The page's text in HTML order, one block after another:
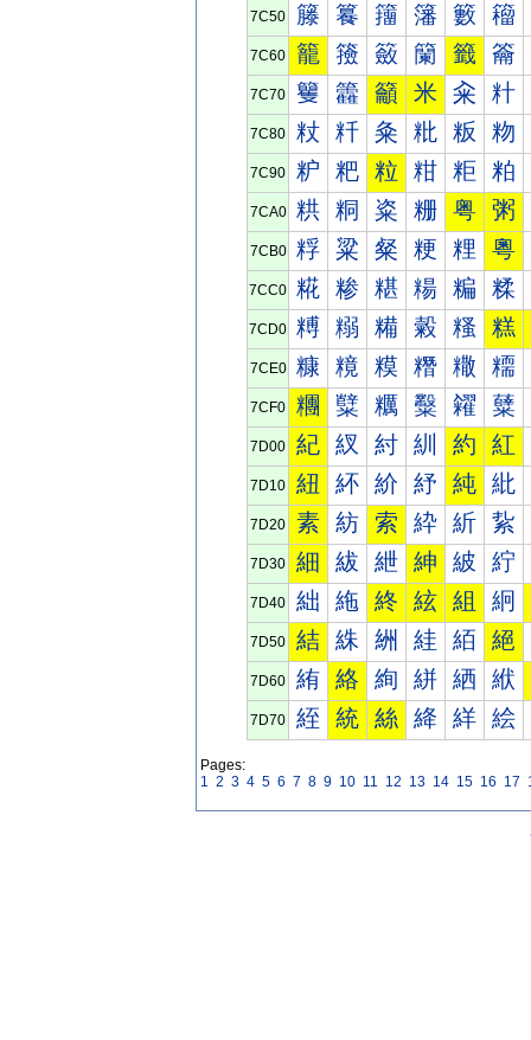
7C50 籐 籑 籒 籓 籔 籕
7C60 籠 籡 籢 籣 籤 籥
7C70 籰 籱 籲 米 籴 籵
7C80 粀 粁 粂 粃 粄 粅
7C90 粐 粑 粒 粓 粔 粕
7CA0 粠 粡 粢 粣 粤 粥
7CB0 粰 粱 粲 粳 粴 粵
7CC0 糀 糁 糂 糃 糄 糅
7CD0 糐 糑 糒 糓 糔 糕
7CE0 糠 糡 糢 糣 糤 糥
7CF0 糰 糱 糲 糳 糴 糵
7D00 紀 紁 紂 紃 約 紅
7D10 紐 紑 紒 紓 純 紕
7D20 素 紡 索 紣 紤 紥
7D30 細 紱 紲 紳 紴 紵
7D40 絀 絁 終 絃 組 絅
7D50 結 絑 絒 絓 絔 絕
7D60 絠 絡 絢 絣 絤 絥
7D70 絰 統 絲 絳 絴 絵
Pages:
1 2 3 4 5 6 7 8 9 10 11 12 13 14 15 16 17